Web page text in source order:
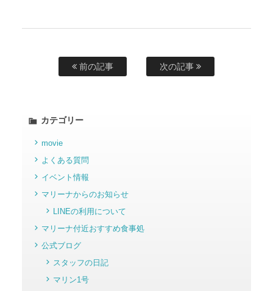
前の記事 次の記事
カテゴリー
movie
よくある質問
イベント情報
マリーナからのお知らせ
LINEの利用について
マリーナ付近おすすめ食事処
公式ブログ
スタッフの日記
マリン1号